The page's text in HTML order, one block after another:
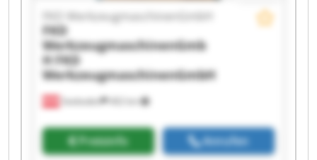
Seeboden 402 km
FKD WerkzeugmaschinenGmbH
FKD
WerkzeugmaschinenGmb
HFKD
WerkzeugmaschinenGmbH
Preisinfo Anrufen